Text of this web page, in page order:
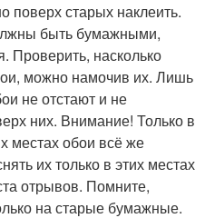
поверх старых наклеить.
быть бумажными,
Проверить, насколько
можно намочив их. Лишь
не отстают и не
них. Внимание! Только в
местах обои всё же
их только в этих местах
отрывов. Помните,
на старые бумажные.